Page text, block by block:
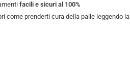
facili e sicuri al 100%
come prenderti cura della palle leggendo la